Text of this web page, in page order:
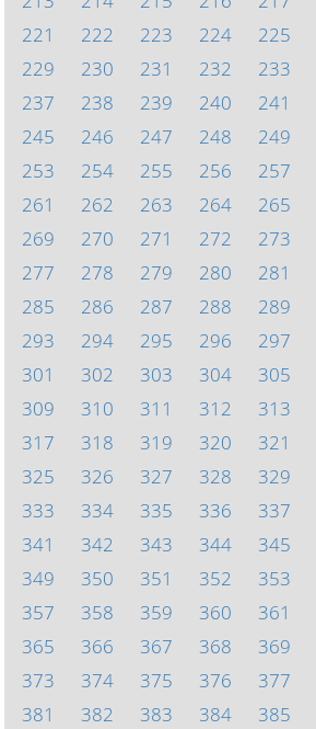
221
222 223 224 225
229
230 231 232 233
237
238 239 240 241
245
246 247 248 249
253
254 255 256 257
261
262 263 264 265
269
270 271 272 273
277
278 279 280 281
285
286 287 288 289
293
294 295 296 297
301
302 303 304 305
309
310 311 312 313
317
318 319 320 321
325
326 327 328 329
333
334 335 336 337
341
342 343 344 345
349
350 351 352 353
357
358 359 360 361
365
366 367 368 369
373
374 375 376 377
381
382 383 384 385